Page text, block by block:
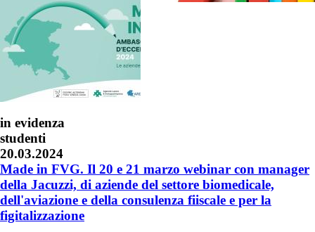
in evidenza
studenti
20.03.2024
Made in FVG. Il 20 e 21 marzo webinar con manager
della Jacuzzi, di aziende del settore biomedicale,
dell'aviazione e della consulenza fiiscale e per la
figitalizzazione